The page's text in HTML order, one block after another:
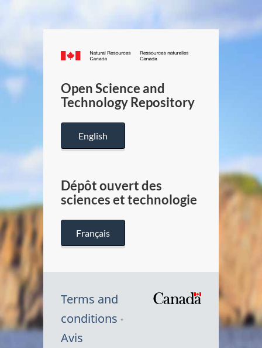
Canada.ca
/
Canada
Open Science and
Technology Repository
English
Dépôt ouvert des
sciences et technologie
Français
Terms and
conditions
Avis
Symbole